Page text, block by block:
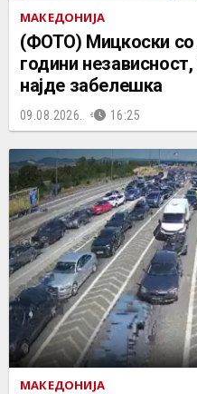
МАКЕДОНИЈА
(ФОТО) Мицкоски со
години
најде забелешка
09.08.2026. 16:25
МАКЕДОНИЈА